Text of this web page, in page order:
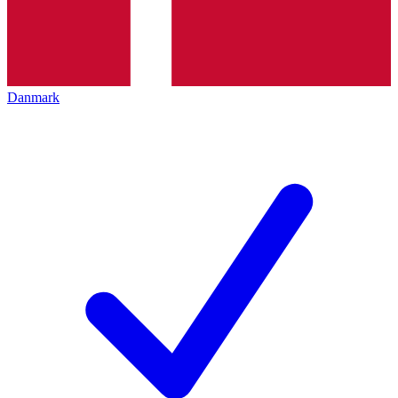
Danmark